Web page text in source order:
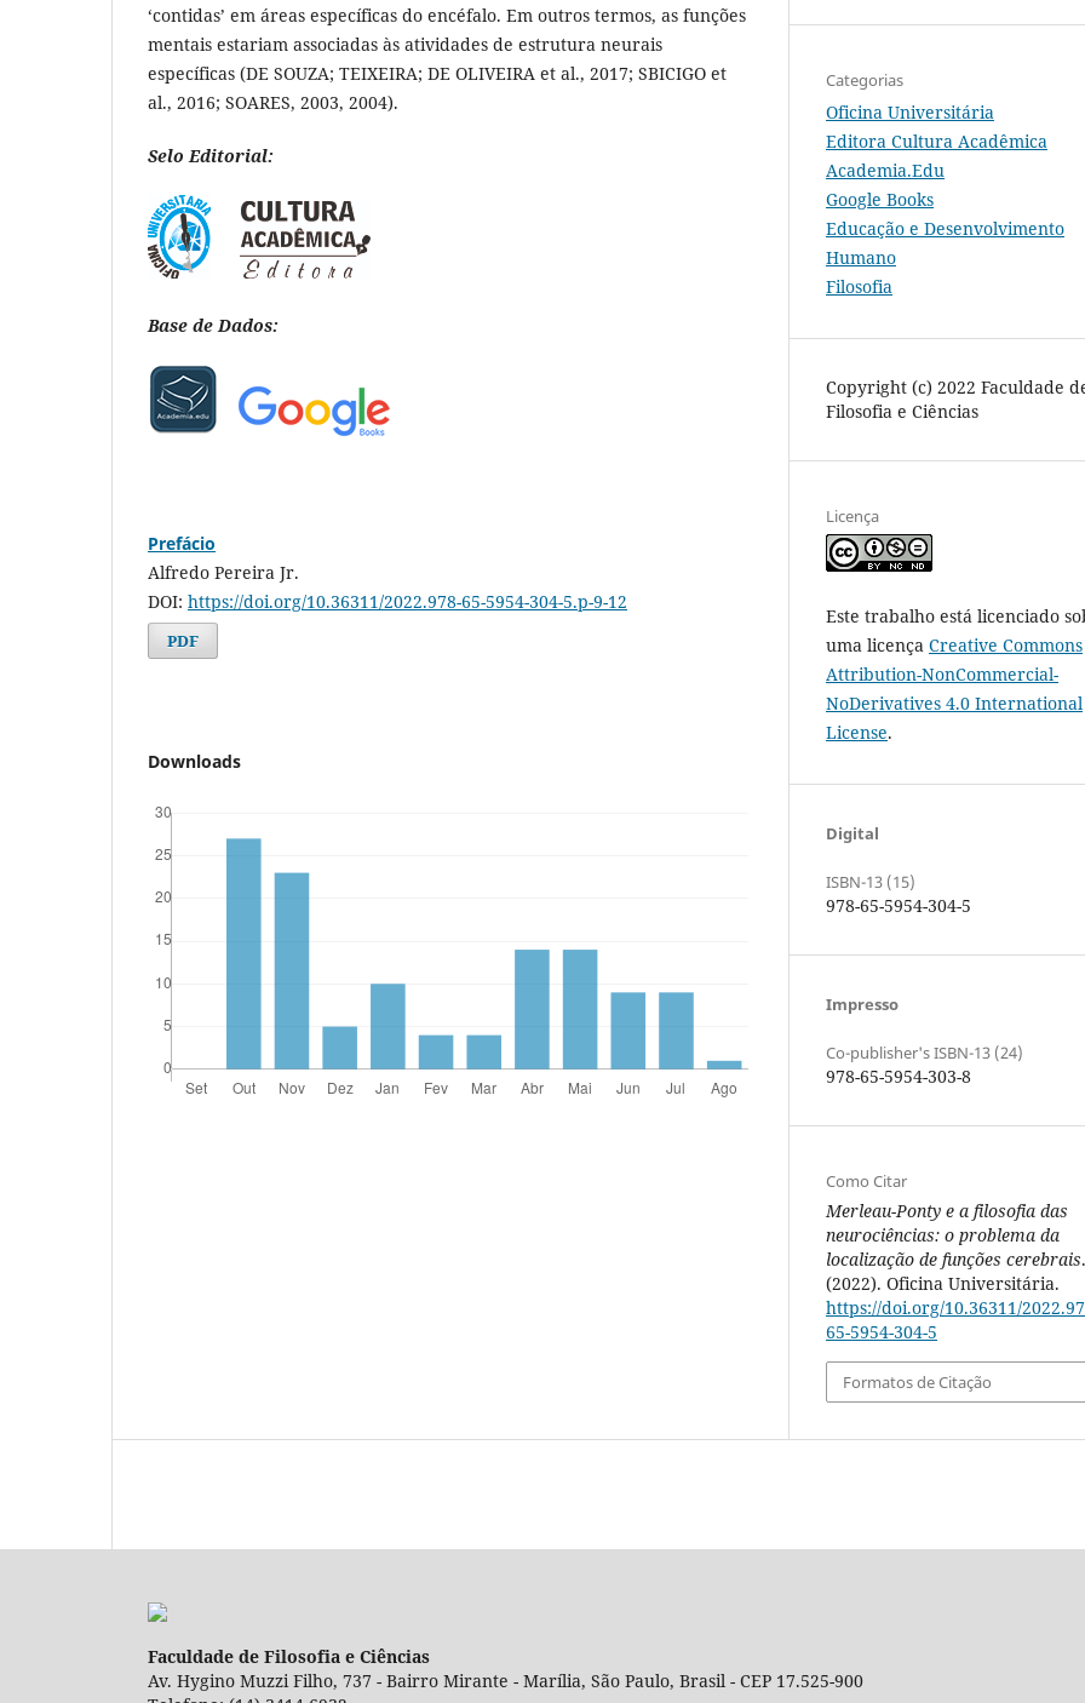
‘contidas’ em áreas específicas do encéfalo. Em outros termos, as funções
mentais estariam associadas às atividades de estrutura neurais
específicas (DE SOUZA; TEIXEIRA; DE OLIVEIRA et al., 2017; SBICIGO et
al., 2016; SOARES, 2003, 2004).
Selo Editorial:
Base de Dados:
Prefácio
Alfredo Pereira Jr.
DOI: https://doi.org/10.36311/2022.978-65-5954-304-5.p-9-12
PDF
Downloads
Categorias
Oficina Universitária
Editora Cultura Acadêmica
Academia.Edu
Google Books
Educação e Desenvolvimento
Humano
Filosofia
Copyright (c) 2022 Faculdade
Filosofia e Ciências
Licença
Este trabalho está licenciado
uma licença Creative Commons
Attribution-NonCommercial-
NoDerivatives 4.0 International
License.
Digital
ISBN-13 (15)
978-65-5954-304-5
Impresso
Co-publisher's ISBN-13 (24)
978-65-5954-303-8
Como Citar
Merleau-Ponty e a filosofia das
neurociências: o problema da
localização de funções cerebrais.
(2022). Oficina Universitária.
https://doi.org/10.36311/
65-5954-304-5
Formatos de Citação
Faculdade de Filosofia e Ciências
Av. Hygino Muzzi Filho, 737 - Bairro Mirante - Marília, São Paulo, Brasil - CEP 17.525-900